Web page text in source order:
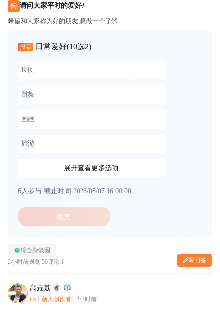
问 请问大家平时的爱好?
希望和大家称为好的朋友,想做一个了解
投票 日常爱好(10选2)
K歌
跳舞
画画
旅游
展开查看更多选项
6人参与 截止时间:2026/08/07 16:00:00
投票
综合杂谈圈
2小时前浏览 50评论 1 写回答
高垚荔
Lv.1 新人创作者 2小时前